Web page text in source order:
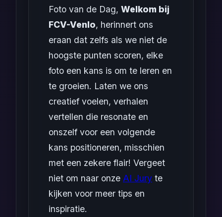
Foto van de Dag, Welkom bij
FCV-Venlo, herinnert ons
eraan dat zelfs als we niet de
hoogste punten scoren, elke
foto een kans is om te leren en
te groeien. Laten we ons
creatief voelen, verhalen
vertellen die resonate en
onszelf voor een volgende
kans positioneren, misschien
met een zekere flair! Vergeet
niet om naar onze AI Jury te
kijken voor meer tips en
inspiratie.